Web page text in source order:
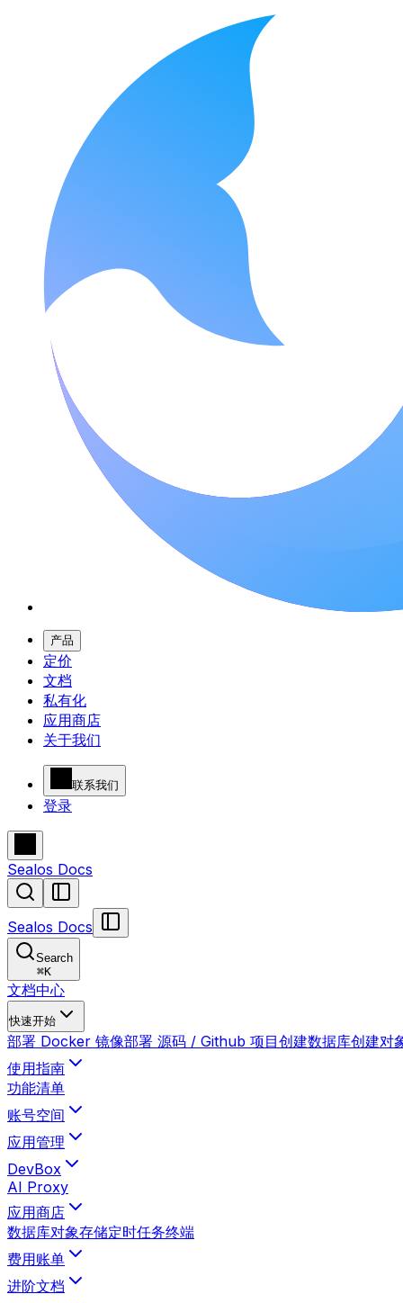
产品
定价
文档
私有化
应用商店
关于我们
联系我们
登录
Sealos Docs
Sealos Docs
Search
⌘K
文档中心
快速开始
部署 Docker 镜像部署 源码 / Github 项目创建数据库创建对
使用指南
功能清单
账号空间
应用管理
DevBox
AI Proxy
应用商店
数据库对象存储定时任务终端
费用账单
进阶文档